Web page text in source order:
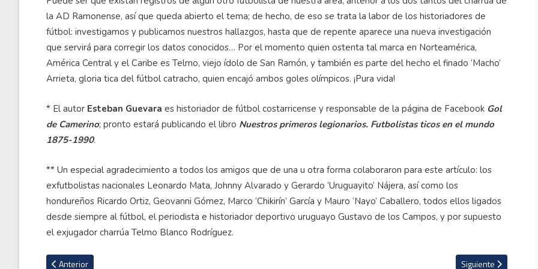
la AD Ramonense, así que queda abierto el tema; de hecho, de eso se trata la labor de los historiadores de
fútbol: investigamos y publicamos nuestros hallazgos, hasta que de repente aparece una nueva investigación
que servirá para corregir los datos conocidos… Por el momento quien ostenta tal marca en Norteamérica,
América Central y el Caribe es Telmo, viejo ídolo de San Ramón, y también es parte del hecho el finado ‘Macho’
Arrieta, gloria tica del fútbol catracho, quien encajó ambos goles olímpicos. ¡Pura vida!
* El autor Esteban Guevara es historiador de fútbol costarricense y responsable de la página de Facebook Gol
de Camerino; pronto estará publicando el libro Nuestros primeros legionarios. Futbolistas ticos en el mundo
1875-1990.
** Un especial agradecimiento a todos los amigos que de una u otra forma colaboraron para este artículo: los
exfutbolistas nacionales Leonardo Mata, Johnny Alvarado y Gerardo ‘Uruguayito’ Nájera, así como los
hondureños Ricardo Ortiz, Geovanni Gómez, Marco ‘Chikirín’ García y Mauro ‘Nayo’ Caballero, todos ellos ligados
desde siempre al fútbol, el periodista e historiador deportivo uruguayo Gustavo de los Campos, y por supuesto
el exjugador charrúa Telmo Blanco Rodríguez.
Artículo anterior: Fernán Faerrón aparece por primera vez como titular en Ucrania pero su equipo sigue en caída libre
Anterior Artículo siguiente:
Siguiente